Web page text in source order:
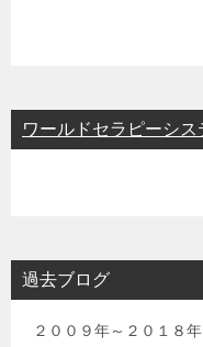
ワールドセラピーシス
過去ブログ
２００９年～２０１８